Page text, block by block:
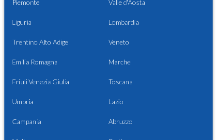
Piemonte Valle d'Aosta
Liguria Lombardia
Trentino Alto Adige Veneto
Emilia Romagna Marche
Friuli Venezia Giulia Toscana
Umbria Lazio
Campania Abruzzo